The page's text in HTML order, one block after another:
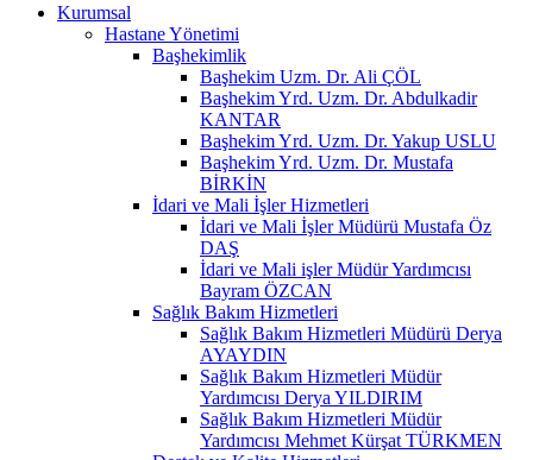
Kurumsal
Hastane Yönetimi
Başhekimlik
Başhekim Uzm. Dr. Ali ÇÖL
Başhekim Yrd. Uzm. Dr. Abdulkadir
KANTAR
Başhekim Yrd. Uzm. Dr. Yakup USLU
Başhekim Yrd. Uzm. Dr. Mustafa
BİRKİN
İdari ve Mali İşler Hizmetleri
İdari ve Mali İşler Müdürü Mustafa Öz
DAŞ
İdari ve Mali işler Müdür Yardımcısı
Bayram ÖZCAN
Sağlık Bakım Hizmetleri
Sağlık Bakım Hizmetleri Müdürü Derya
AYAYDIN
Sağlık Bakım Hizmetleri Müdür
Yardımcısı Derya YILDIRIM
Sağlık Bakım Hizmetleri Müdür
Yardımcısı Mehmet Kürşat TÜRKMEN